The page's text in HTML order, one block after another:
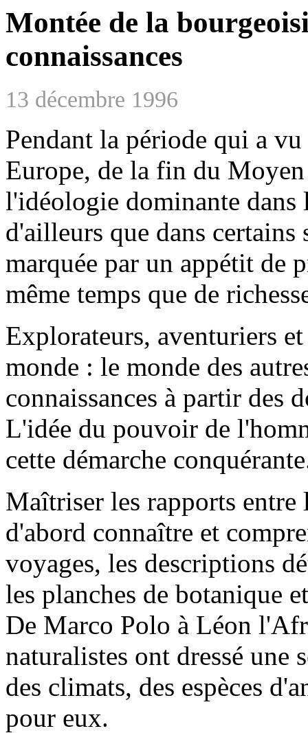
Montée de la
connaissances
13 décembre 1996
Pendant la période qui a
Europe, de la fin du
l'idéologie dominante dans
d'ailleurs que dans
marquée par un appétit de
même temps que de
Explorateurs, aventuriers
monde : le monde des
connaissances à partir des
L'idée du pouvoir de
cette démarche
Maîtriser les rapports entre
d'abord connaître et
voyages, les descriptions
les planches de botanique
De Marco Polo à Léon
naturalistes ont dressé une
des climats, des espèces
pour eux.